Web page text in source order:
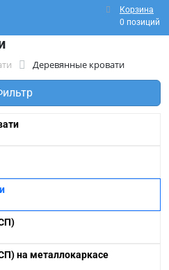
Корзина
0 позиций
Деревянные кровати
на металлокаркасе